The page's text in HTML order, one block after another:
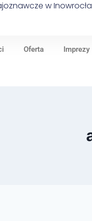
w
Oferta Imprezy